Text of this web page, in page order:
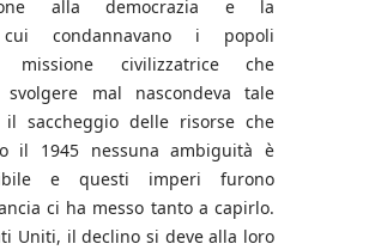
alla democrazia e la
cui condannavano i popoli
missione civilizzatrice che
mal nascondeva tale
il saccheggio delle risorse che
il 1945 nessuna ambiguità è
e questi imperi furono
ci ha messo tanto a capirlo.
Uniti, il declino si deve alla loro